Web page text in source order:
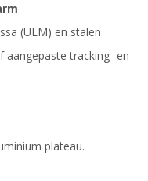
(ULM) en stalen
aangepaste tracking- en
plateau.